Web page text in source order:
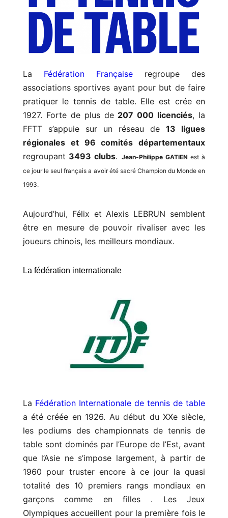
La Fédération Française regroupe des
associations sportives ayant pour but de faire
pratiquer le tennis de table. Elle est crée en
1927. Forte de plus de 207 000 licenciés, la
FFTT s’appuie sur un réseau de13 ligues
régionales et 96 comités départementaux
regroupant 3493 clubs. Jean-Philippe GATIEN est à
ce jour le seul français a avoir été sacré Champion du Monde en
1993.
Aujourd’hui, Félix et Alexis LEBRUN semblent
être en mesure de pouvoir rivaliser avec les
joueurs chinois, les meilleurs mondiaux.
La fédération internationale
La Fédération Internationale de tennis de table
a été créée en 1926. Au début du XXe siècle,
les podiums des championnats de tennis de
table sont dominés par l’Europe de l’Est, avant
que l’Asie ne s’impose largement, à partir de
1960 pour truster encore à ce jour la quasi
totalité des 10 premiers rangs mondiaux en
garçons comme en filles . Les Jeux
Olympiques accueillent pour la première fois le